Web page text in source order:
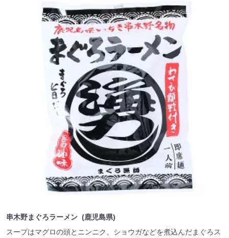
串木野まぐろラーメン (鹿児島県)
スープはマグロの頭とニンニク、ショウガなどを煮込んだまぐろス